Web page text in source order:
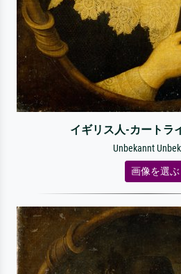
イギリス人-カートラ
Unbekannt
画像を選ぶ